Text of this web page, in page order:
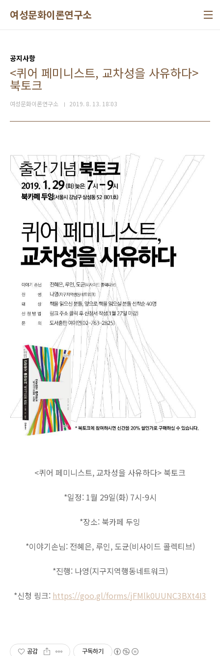
여성문화이론연구소
공지사항
<퀴어 페미니스트, 교차성을 사유하다>
북토크
여성문화이론연구소 2019. 8. 13. 18:03
<퀴어 페미니스트, 교차성을 사유하다> 북토크
*일정: 1월 29일(화) 7시-9시
*장소: 북카페 두잉
*이야기손님: 전혜은, 루인, 도균(비사이드 콜렉티브)
*진행: 나영(지구지역행동네트워크)
*신청 링크: https://goo.gl/forms/jFMlk0UUNC3BXt4I3
공감 구독하기